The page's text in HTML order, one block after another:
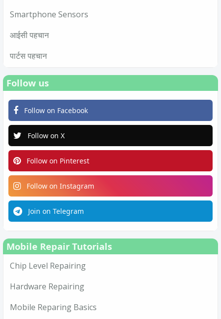
Smartphone Sensors
आईसी पहचान
पार्टस पहचान
Follow us
Follow on Facebook
Follow on X
Follow on Pinterest
Follow on Instagram
Join on Telegram
Mobile Repair Tutorials
Chip Level Repairing
Hardware Repairing
Mobile Reparing Basics